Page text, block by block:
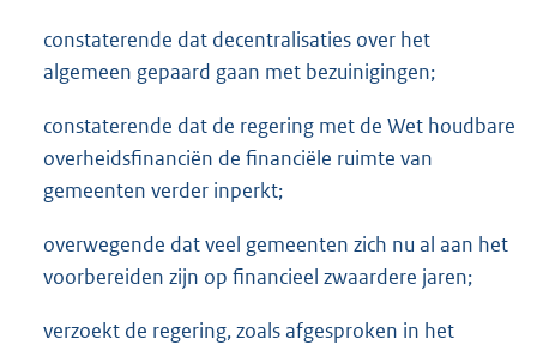
constaterende dat decentralisaties over het
algemeen gepaard gaan met bezuinigingen;
constaterende dat de regering met de Wet houdbare
overheidsfinanciën de financiële ruimte van
gemeenten verder inperkt;
overwegende dat veel gemeenten zich nu al aan het
voorbereiden zijn op financieel zwaardere jaren;
verzoekt de regering, zoals afgesproken in het